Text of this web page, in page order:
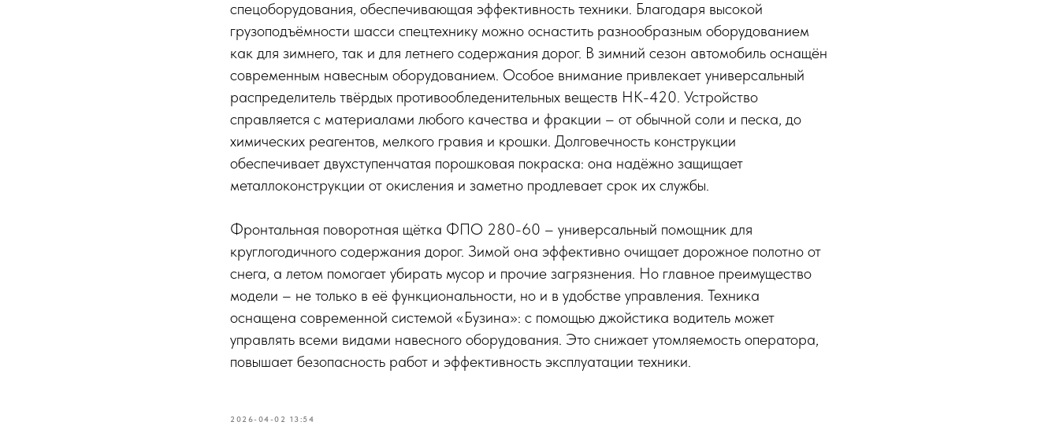
спецоборудования, обеспечивающая эффективность техники. Благодаря высокой
грузоподъёмности шасси спецтехнику можно оснастить разнообразным оборудованием
как для зимнего, так и для летнего содержания дорог. В зимний сезон автомобиль оснащён
современным навесным оборудованием. Особое внимание привлекает универсальный
распределитель твёрдых противообледенительных веществ HK-420. Устройство
справляется с материалами любого качества и фракции – от обычной соли и песка, до
химических реагентов, мелкого гравия и крошки. Долговечность конструкции
обеспечивает двухступенчатая порошковая покраска: она надёжно защищает
металлоконструкции от окисления и заметно продлевает срок их службы.
Фронтальная поворотная щётка ФПО 280-60 – универсальный помощник для
круглогодичного содержания дорог. Зимой она эффективно очищает дорожное полотно от
снега, а летом помогает убирать мусор и прочие загрязнения. Но главное преимущество
модели – не только в её функциональности, но и в удобстве управления. Техника
оснащена современной системой «Бузина»: с помощью джойстика водитель может
управлять всеми видами навесного оборудования. Это снижает утомляемость оператора,
повышает безопасность работ и эффективность эксплуатации техники.
2026-04-02 13:54